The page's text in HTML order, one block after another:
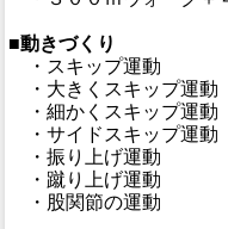
■動きづくり
・スキップ運動
・大きくスキップ運動
・細かくスキップ運動
・サイドスキップ運動
・振り上げ運動
・蹴り上げ運動
・股関節の運動